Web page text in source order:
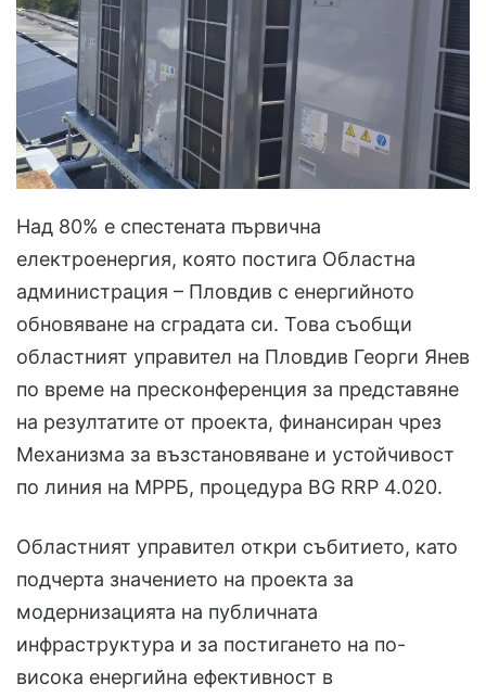
Над 80% е спестената първична
електроенергия, която постига Областна
администрация – Пловдив с енергийното
обновяване на сградата си. Това съобщи
областният управител на Пловдив Георги Янев
по време на пресконференция за представяне
на резултатите от проекта, финансиран чрез
Механизма за възстановяване и устойчивост
по линия на МРРБ, процедура BG RRP 4.020.
Областният управител откри събитието, като
подчерта значението на проекта за
модернизацията на публичната
инфраструктура и за постигането на по-
висока енергийна ефективност в